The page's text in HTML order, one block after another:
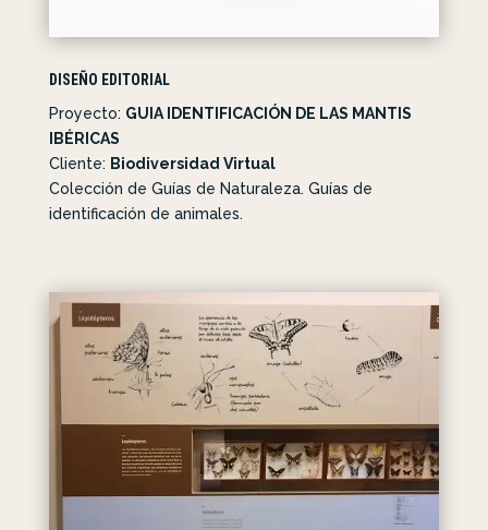
DISEÑO EDITORIAL
Proyecto: GUIA IDENTIFICACIÓN DE LAS MANTIS
IBÉRICAS
Cliente: Biodiversidad Virtual
Colección de Guías de Naturaleza. Guías de
identificación de animales.